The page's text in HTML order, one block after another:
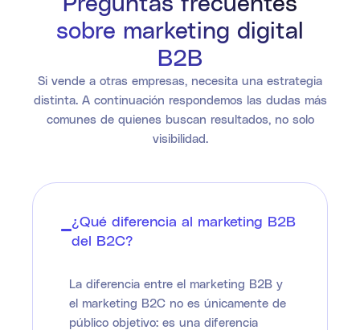
sobre marketing digital
B2B
Si vende a otras empresas, necesita una estrategia
distinta. A continuación respondemos las dudas más
comunes de quienes buscan resultados, no solo
visibilidad.
¿Qué diferencia al marketing B2B
del B2C?
La diferencia entre el marketing B2B y
el marketing B2C no es únicamente de
público objetivo: es una diferencia